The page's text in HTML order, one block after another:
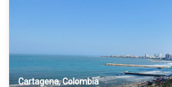
Cartagena, Colombia